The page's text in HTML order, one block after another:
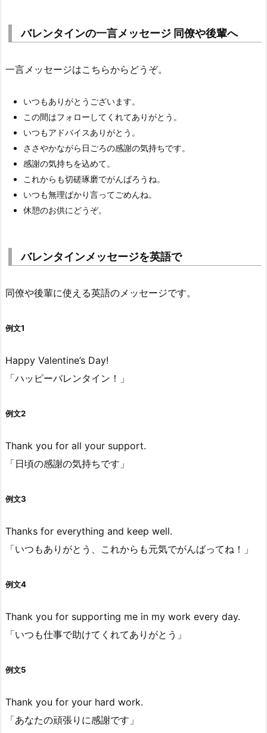
バレンタインの一言メッセージ 同僚や後輩へ
一言メッセージはこちらからどうぞ。
いつもありがとうございます。
この間はフォローしてくれてありがとう。
いつもアドバイスありがとう。
ささやかながら日ごろの感謝の気持ちです。
感謝の気持ちを込めて。
これからも切磋琢磨でがんばろうね。
いつも無理ばかり言ってごめんね。
休憩のお供にどうぞ。
バレンタインメッセージを英語で
同僚や後輩に使える英語のメッセージです。
例文1
Happy Valentine’s Day!
「ハッピーバレンタイン！」
例文2
Thank you for all your support.
「日頃の感謝の気持ちです」
例文3
Thanks for everything and keep well.
「いつもありがとう、これからも元気でがんばってね！」
例文4
Thank you for supporting me in my work every day.
「いつも仕事で助けてくれてありがとう」
例文5
Thank you for your hard work.
「あなたの頑張りに感謝です」